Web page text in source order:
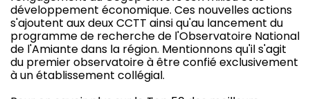
développement économique. Ces nouvelles actions
s'ajoutent aux deux CCTT ainsi qu'au lancement du
programme de recherche de l'Observatoire National
de l'Amiante dans la région. Mentionnons qu'il s'agit
du premier observatoire à être confié exclusivement
à un établissement collégial.